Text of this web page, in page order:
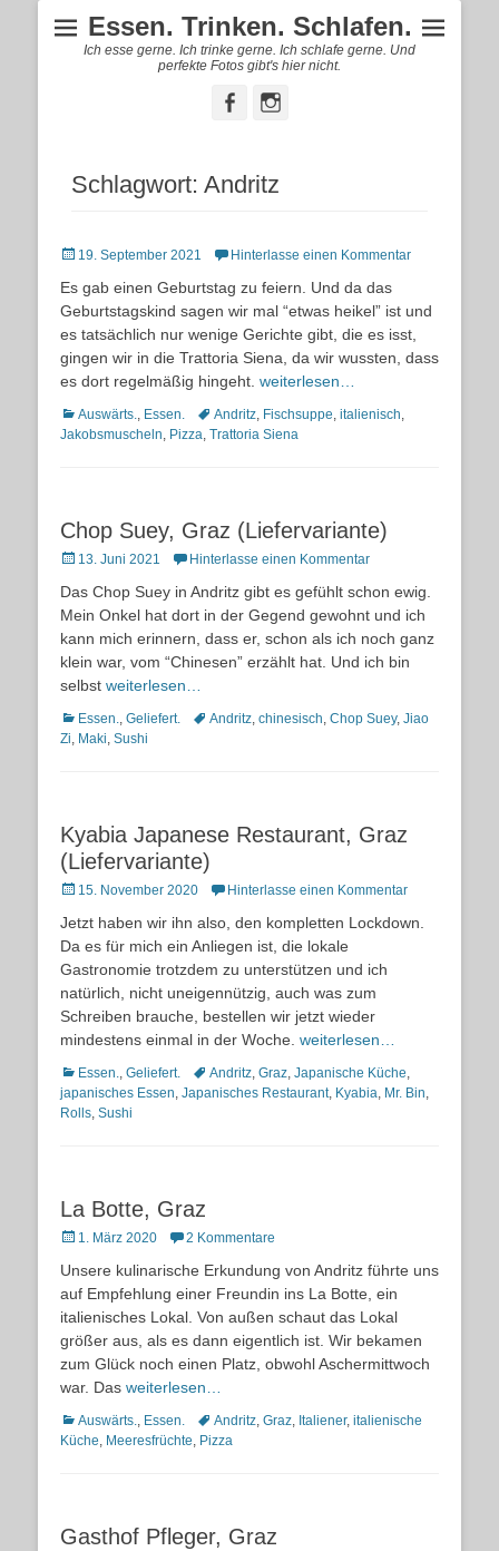
Essen. Trinken. Schlafen.
Ich esse gerne. Ich trinke gerne. Ich schlafe gerne. Und
perfekte Fotos gibt's hier nicht.
FacebookInstagram
Schlagwort: Andritz
Posted
19. September 2021 Hinterlasse einen Kommentar
Es gab einen Geburtstag zu feiern. Und da das
Geburtstagskind sagen wir mal “etwas heikel” ist und
es tatsächlich nur wenige Gerichte gibt, die es isst,
gingen wir in die Trattoria Siena, da wir wussten, dass
es dort regelmäßig hingeht. weiterlesen…
Kategorien
Auswärts., Essen. Schlagworte
Andritz, Fischsuppe, italienisch,
Jakobsmuscheln, Pizza, Trattoria Siena
Chop Suey, Graz (Liefervariante)
Posted
13. Juni 2021 Hinterlasse einen Kommentar
Das Chop Suey in Andritz gibt es gefühlt schon ewig.
Mein Onkel hat dort in der Gegend gewohnt und ich
kann mich erinnern, dass er, schon als ich noch ganz
klein war, vom “Chinesen” erzählt hat. Und ich bin
selbst weiterlesen…
Kategorien
Essen., Geliefert. Schlagworte
Andritz, chinesisch, Chop Suey, Jiao
Zi, Maki, Sushi
Kyabia Japanese Restaurant, Graz
(Liefervariante)
Posted15. November 2020 Hinterlasse einen Kommentar
Jetzt haben wir ihn also, den kompletten Lockdown.
Da es für mich ein Anliegen ist, die lokale
Gastronomie trotzdem zu unterstützen und ich
natürlich, nicht uneigennützig, auch was zum
Schreiben brauche, bestellen wir jetzt wieder
mindestens einmal in der Woche. weiterlesen…
Kategorien
Essen., Geliefert. Schlagworte
Andritz, Graz, Japanische Küche,
japanisches Essen, Japanisches Restaurant, Kyabia, Mr. Bin,
Rolls, Sushi
La Botte, Graz
Posted
1. März 2020 2 Kommentare
Unsere kulinarische Erkundung von Andritz führte uns
auf Empfehlung einer Freundin ins La Botte, ein
italienisches Lokal. Von außen schaut das Lokal
größer aus, als es dann eigentlich ist. Wir bekamen
zum Glück noch einen Platz, obwohl Aschermittwoch
war. Das weiterlesen…
Kategorien
Auswärts., Essen. Schlagworte
Andritz, Graz, Italiener, italienische
Küche, Meeresfrüchte, Pizza
Gasthof Pfleger, Graz